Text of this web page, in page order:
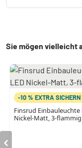
Sie mögen vielleicht
-10 % EXTRA SICHERN
Finsrud Einbauleuchte
Nickel-Matt, 3-flammig